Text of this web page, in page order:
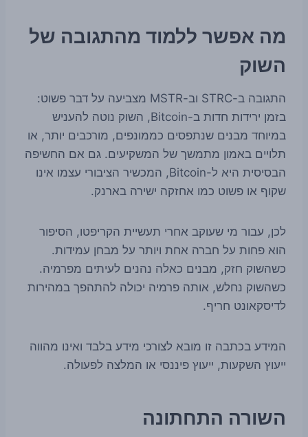
מה אפשר ללמוד מהתגובה של
השוק
התגובה ב-STRC וב-MSTR מצביעה על דבר פשוט:
בזמן ירידות חדות ב-Bitcoin, השוק נוטה להעניש
במיוחד מבנים שנתפסים כממונפים, מורכבים יותר, או
תלויים באמון מתמשך של המשקיעים. גם אם החשיפה
הבסיסית היא ל-Bitcoin, המכשיר הציבורי עצמו אינו
שקוף או פשוט כמו אחזקה ישירה בארנק.
לכן, עבור מי שעוקב אחרי תעשיית הקריפטו, הסיפור
הוא פחות על חברה אחת ויותר על מבחן עמידות.
כשהשוק חזק, מבנים כאלה נהנים לעיתים מפרמיה.
כשהשוק נחלש, אותה פרמיה יכולה להתהפך במהירות
לדיסקאונט חריף.
המידע בכתבה זו מובא לצורכי מידע בלבד ואינו מהווה
ייעוץ השקעות, ייעוץ פיננסי או המלצה לפעולה.
השורה התחתונה